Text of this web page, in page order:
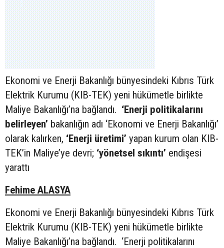
Ekonomi ve Enerji Bakanlığı bünyesindeki Kıbrıs Türk
Elektrik Kurumu (KIB-TEK) yeni hükümetle birlikte
Maliye Bakanlığı’na bağlandı. ‘Enerji politikalarını
belirleyen’ bakanlığın adı ‘Ekonomi ve Enerji Bakanlığı’
olarak kalırken, ‘Enerji üretimi’ yapan kurum olan KIB-
TEK’in Maliye’ye devri; ‘yönetsel sıkıntı’ endişesi
yarattı
Fehime ALASYA
Ekonomi ve Enerji Bakanlığı bünyesindeki Kıbrıs Türk
Elektrik Kurumu (KIB-TEK) yeni hükümetle birlikte
Maliye Bakanlığı’na bağlandı. ‘Enerji politikalarını